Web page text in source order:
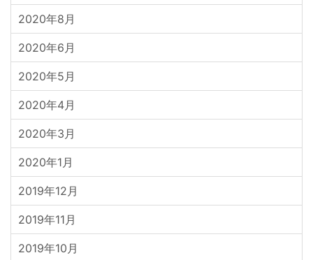
2020年8月
2020年6月
2020年5月
2020年4月
2020年3月
2020年1月
2019年12月
2019年11月
2019年10月